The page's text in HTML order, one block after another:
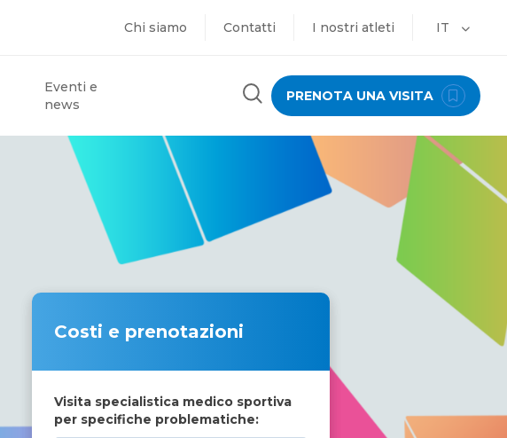
Chi siamo Contatti I nostri atleti IT
Eventi e
news
PRENOTA UNA VISITA
Costi e prenotazioni
Visita specialistica medico sportiva
per specifiche problematiche: